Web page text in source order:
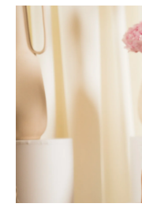
moda & ljepota